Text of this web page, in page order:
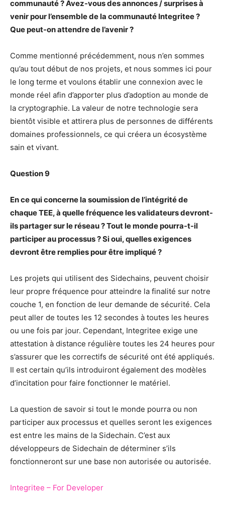
communauté ? Avez-vous des annonces / surprises à
venir pour l’ensemble de la communauté Integritee ?
Que peut-on attendre de l’avenir ?
Comme mentionné précédemment, nous n’en sommes
qu’au tout début de nos projets, et nous sommes ici pour
le long terme et voulons établir une connexion avec le
monde réel afin d’apporter plus d’adoption au monde de
la cryptographie. La valeur de notre technologie sera
bientôt visible et attirera plus de personnes de différents
domaines professionnels, ce qui créera un écosystème
sain et vivant.
Question 9
En ce qui concerne la soumission de l’intégrité de
chaque TEE, à quelle fréquence les validateurs devront-
ils partager sur le réseau ? Tout le monde pourra-t-il
participer au processus ? Si oui, quelles exigences
devront être remplies pour être impliqué ?
Les projets qui utilisent des Sidechains, peuvent choisir
leur propre fréquence pour atteindre la finalité sur notre
couche 1, en fonction de leur demande de sécurité. Cela
peut aller de toutes les 12 secondes à toutes les heures
ou une fois par jour. Cependant, Integritee exige une
attestation à distance régulière toutes les 24 heures pour
s’assurer que les correctifs de sécurité ont été appliqués.
Il est certain qu’ils introduiront également des modèles
d’incitation pour faire fonctionner le matériel.
La question de savoir si tout le monde pourra ou non
participer aux processus et quelles seront les exigences
est entre les mains de la Sidechain. C’est aux
développeurs de Sidechain de déterminer s’ils
fonctionneront sur une base non autorisée ou autorisée.
Integritee – For Developer